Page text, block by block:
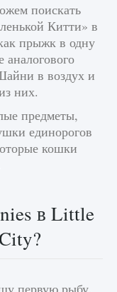
поискать
Китти» в
прыжк в одну
в воздух и
них.
предметы,
единорогов
кошки
в Little
первую рыбу,